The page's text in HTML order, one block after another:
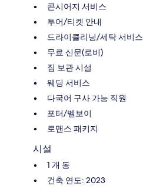
콘시어지 서비스
투어/티켓 안내
드라이클리닝/세탁 서비스
무료 신문(로비)
짐 보관 시설
웨딩 서비스
다국어 구사 가능 직원
포터/벨보이
로맨스 패키지
시설
1 개 동
건축 연도: 2023